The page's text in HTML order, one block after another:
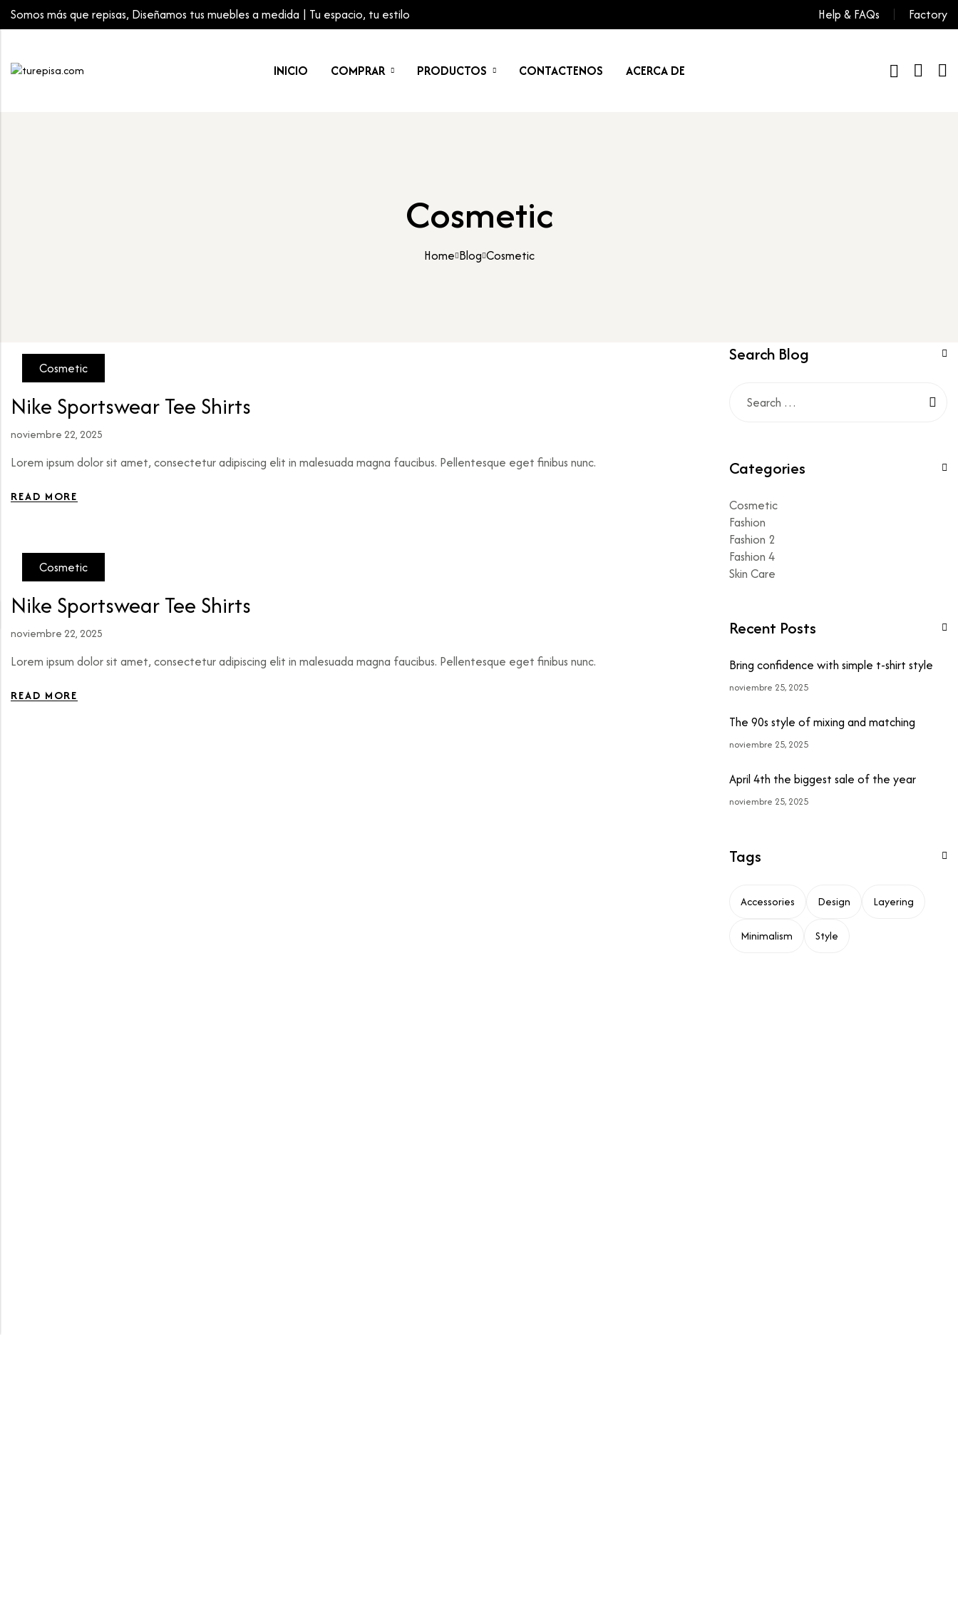
Somos más que repisas, Diseñamos tus muebles a medida | Tu espacio, tu estilo Help & FAQs Factory
INICIO COMPRAR PRODUCTOS CONTACTENOS ACERCA DE
Cosmetic
Home Blog Cosmetic
Cosmetic
Nike Sportswear Tee Shirts
noviembre 22, 2025
Lorem ipsum dolor sit amet, consectetur adipiscing elit in malesuada magna faucibus. Pellentesque eget finibus nunc.
READ MORE
Cosmetic
Nike Sportswear Tee Shirts
noviembre 22, 2025
Lorem ipsum dolor sit amet, consectetur adipiscing elit in malesuada magna faucibus. Pellentesque eget finibus nunc.
READ MORE
Search Blog
Categories
Cosmetic
Fashion
Fashion 2
Fashion 4
Skin Care
Recent Posts
Bring confidence with simple t-shirt style
noviembre 25, 2025
The 90s style of mixing and matching
noviembre 25, 2025
April 4th the biggest sale of the year
noviembre 25, 2025
Tags
Accessories Design Layering
Minimalism Style